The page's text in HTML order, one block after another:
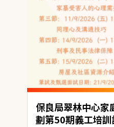
保良局翠林中心家
劃第50期義工培訓